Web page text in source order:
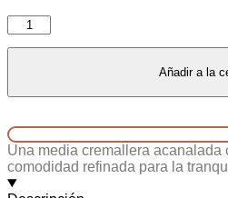
Añadir a la
Una media cremallera acanalada
comodidad refinada para la